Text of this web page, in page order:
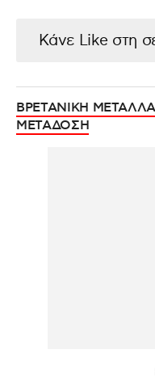
Κάνε Like στη
ΒΡΕΤΑΝΙΚΗ
ΜΕΤΑΔΟΣΗ